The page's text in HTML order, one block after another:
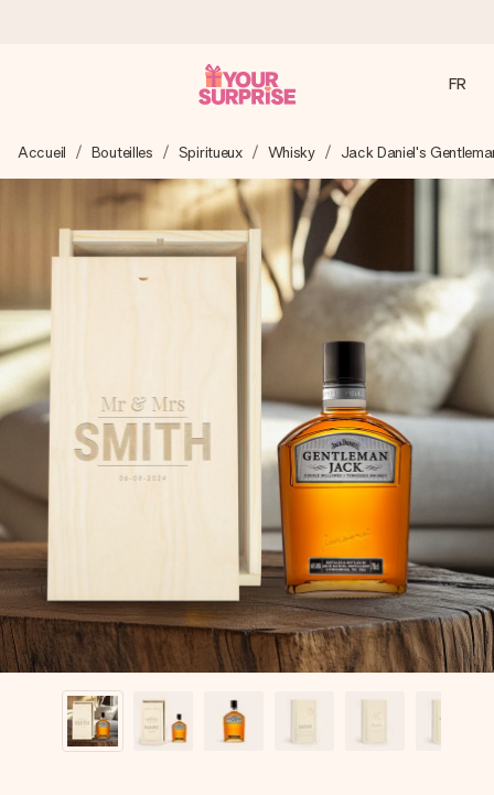
Nous préparons votre cadeau avec attention et l’envoyons
en un éclair – pour que vous puissiez l’offrir au bon moment,
quand cela compte le plus.
4,9 (sur la base de +15 000 avis)
Nos cadeaux sont appréciés. Les clients nous attribuent
une note de 4,9 sur Google Reviews (total de tous les
pays où nous sommes présents).
Carte de vœux gratuite
Créez quelque chose d’unique en quelques étapes – avec
son prénom, votre photo ou un message qui touche le cœur.
Sans complications, juste tout l’amour pour le moment idéal.
FR
Accueil Bouteilles Spiritueux Whisky Jack Daniel's